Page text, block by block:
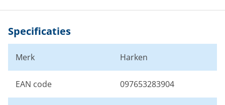
Specificaties
Merk Harken
EAN code 097653283904